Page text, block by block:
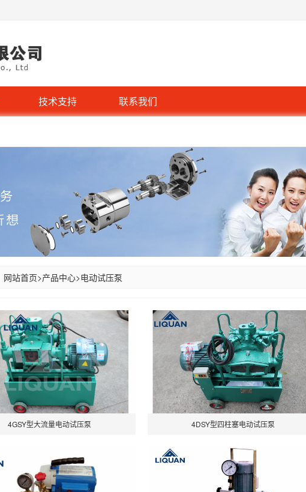
技术支持 联系我们
网站首页>产品中心>电动试压泵
4GSY型大流量电动试压泵 4DSY型四柱塞电动试压泵